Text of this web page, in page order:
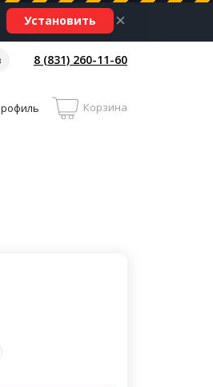
Установить ×
8 (831) 260-11-60
Корзина